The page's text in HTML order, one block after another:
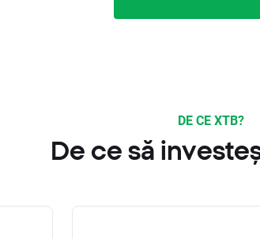
DE CE XTB?
De ce să